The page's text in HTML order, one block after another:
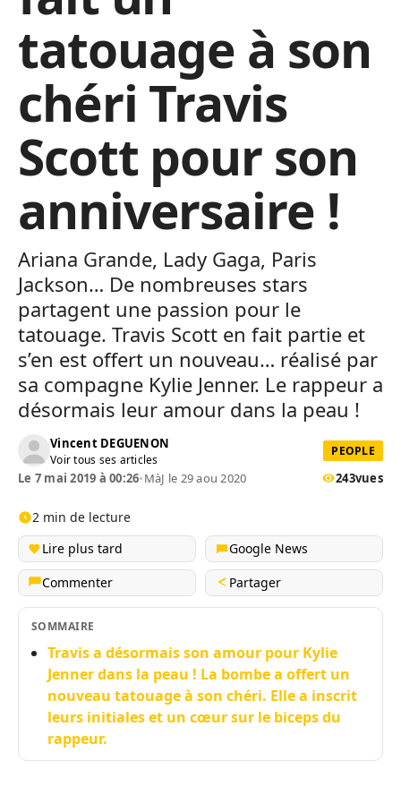
tatouage à son
chéri Travis
Scott pour son
anniversaire !
Ariana Grande, Lady Gaga, Paris
Jackson… De nombreuses stars
partagent une passion pour le
tatouage. Travis Scott en fait partie et
s’en est offert un nouveau… réalisé par
sa compagne Kylie Jenner. Le rappeur a
désormais leur amour dans la peau !
Vincent DEGUENON
Voir tous ses articles
PEOPLE
Le 7 mai 2019 à 00:26•MàJ le 29 aou 2020 243vues
2 min de lecture
Lire plus tard
Google News
Commenter
Partager
SOMMAIRE
Travis a désormais son amour pour Kylie
Jenner dans la peau ! La bombe a offert un
nouveau tatouage à son chéri. Elle a inscrit
leurs initiales et un cœur sur le biceps du
rappeur.